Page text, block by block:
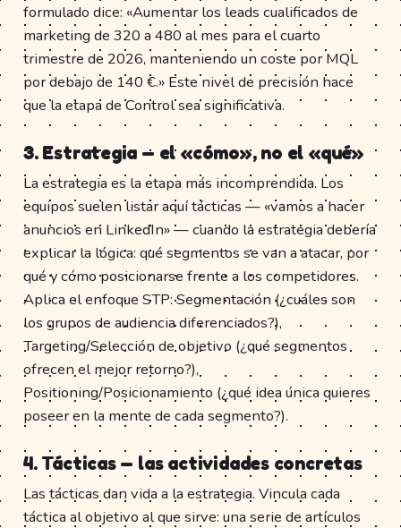
formulado dice: «Aumentar los leads cualificados de
marketing de 320 a 480 al mes para el cuarto
trimestre de 2026, manteniendo un coste por MQL
por debajo de 140 €.» Este nivel de precisión hace
que la etapa de Control sea significativa.
3. Estrategia — el «cómo», no el «qué»
La estrategia es la etapa más incomprendida. Los
equipos suelen listar aquí tácticas — «vamos a hacer
anuncios en LinkedIn» — cuando la estrategia debería
explicar la lógica: qué segmentos se van a atacar, por
qué y cómo posicionarse frente a los competidores.
Aplica el enfoque STP: Segmentación (¿cuáles son
los grupos de audiencia diferenciados?),
Targeting/Selección de objetivo (¿qué segmentos
ofrecen el mejor retorno?),
Positioning/Posicionamiento (¿qué idea única quieres
poseer en la mente de cada segmento?).
4. Tácticas — las actividades concretas
Las tácticas dan vida a la estrategia. Vincula cada
táctica al objetivo al que sirve: una serie de artículos